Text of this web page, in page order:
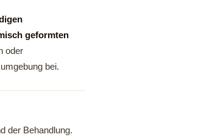
geformten
oder
bei.
der Behandlung.